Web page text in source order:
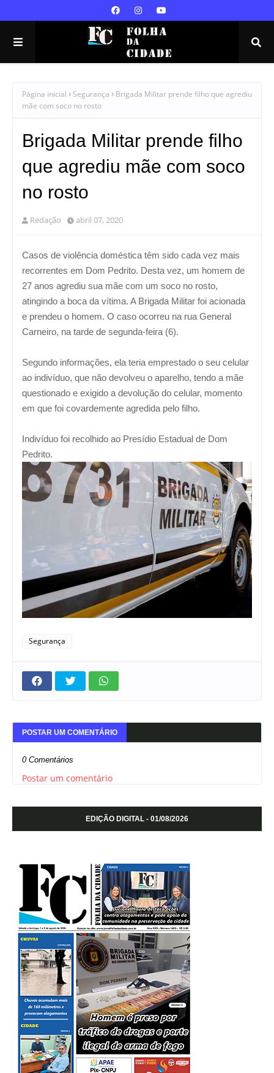
Página inicial Segurança
Brigada Militar prende filho que agrediu
mãe com soco no rosto
Brigada Militar prende filho
que agrediu mãe com soco
no rosto
Redação abril 07, 2020
Casos de violência doméstica têm sido cada vez mais
recorrentes em Dom Pedrito. Desta vez, um homem de
27 anos agrediu sua mãe com um soco no rosto,
atingindo a boca da vítima. A Brigada Militar foi acionada
e prendeu o homem. O caso ocorreu na rua General
Carneiro, na tarde de segunda-feira (6).
Segundo informações, ela teria emprestado o seu celular
ao indivíduo, que não devolveu o aparelho, tendo a mãe
questionado e exigido a devolução do celular, momento
em que foi covardemente agredida pelo filho.
Indivíduo foi recolhido ao Presídio Estadual de Dom
Pedrito.
Segurança
POSTAR UM COMENTÁRIO
0 Comentários
Postar um comentário
EDIÇÃO DIGITAL - 01/08/2026